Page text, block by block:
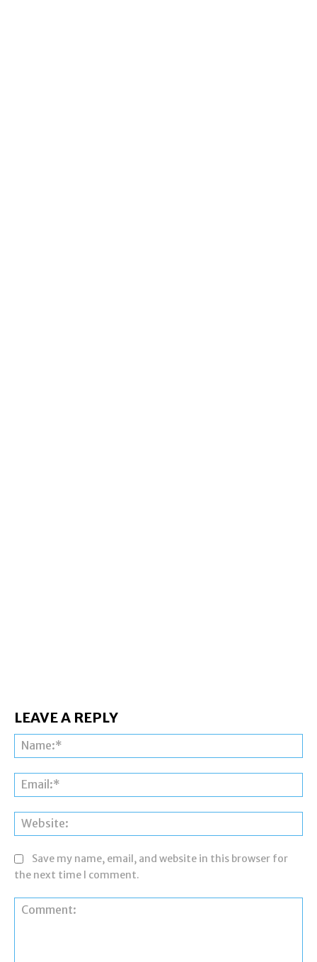
LEAVE A REPLY
Save my name, email, and website in this browser for
the next time I comment.